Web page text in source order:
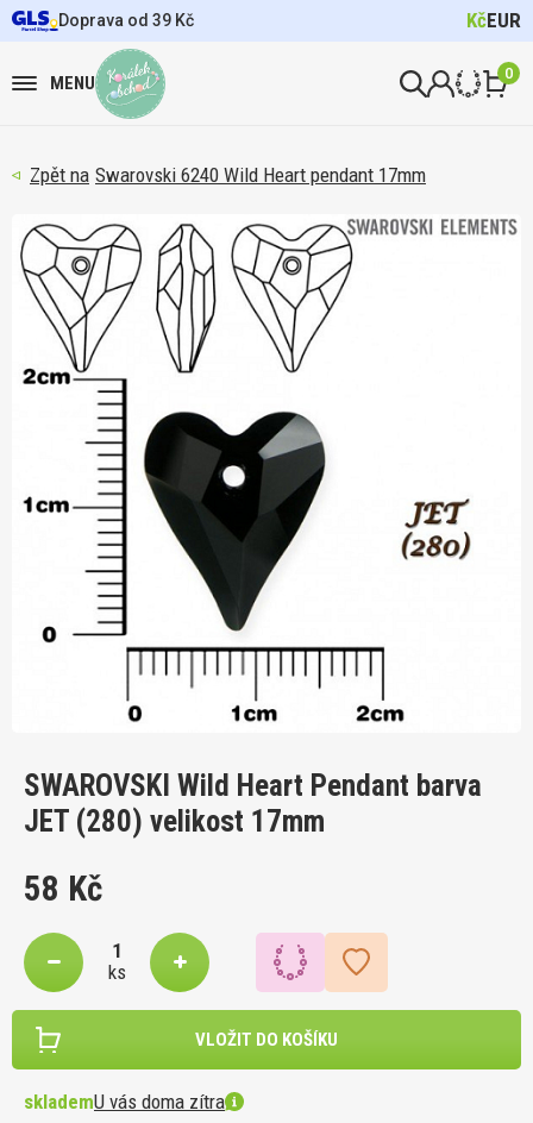
Doprava od 39 Kč KčEUR
MENU 0
Swarovski 6240 Wild Heart pendant 17mm
SWAROVSKI Wild Heart Pendant barva
JET (280) velikost 17mm
58 Kč
ks
VLOŽIT DO KOŠÍKU
sklademU vás doma zítra